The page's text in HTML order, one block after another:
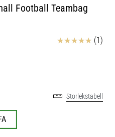
Football Teambag
Recensioner (1)
Storlekstabell